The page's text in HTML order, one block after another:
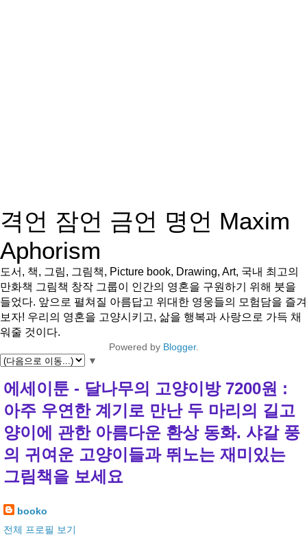
격언 잠언 금언 명언 Maxim
Aphorism
도서, 책, 그림, 그림책, Picture book, Drawing, Art, 국내 최고의
만화책 그림책 창작 그룹이 인간의 영혼을 구원하기 위해 붓을
들었다. 앞으로 펼쳐질 아름답고 위대한 영웅들의 모험담을 즐겨
보자! 우리의 영혼을 고양시키고, 삶을 행복과 사랑으로 가득 채
워줄 것이다.
Powered by Blogger.
▼
에세이툰 - 달나무의 고양이방 7200원 :
아주 우연한 계기로 만난 두 마리의 길고
양이에 관한 아름다운 환상 동화. 샤갈 풍
의 귀여운 고양이들과 뛰노는 재미있는
그림책을 보세요
booko
전체 프로필 보기